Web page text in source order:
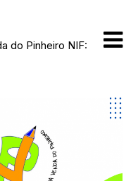
do Pinheiro NIF: